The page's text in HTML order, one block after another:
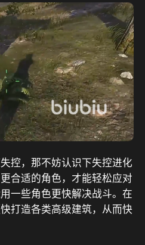
控，那不妨认识下失控进化
合适的角色，才能轻松应对
一些角色更快解决战斗。在
打造各类高级建筑，从而快